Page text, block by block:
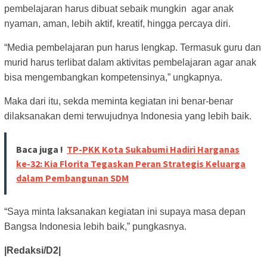
pembelajaran harus dibuat sebaik mungkin agar anak
nyaman, aman, lebih aktif, kreatif, hingga percaya diri.
“Media pembelajaran pun harus lengkap. Termasuk guru dan
murid harus terlibat dalam aktivitas pembelajaran agar anak
bisa mengembangkan kompetensinya,” ungkapnya.
Maka dari itu, sekda meminta kegiatan ini benar-benar
dilaksanakan demi terwujudnya Indonesia yang lebih baik.
Baca juga ! TP-PKK Kota Sukabumi Hadiri Harganas
ke-32: Kia Florita Tegaskan Peran Strategis Keluarga
dalam Pembangunan SDM
“Saya minta laksanakan kegiatan ini supaya masa depan
Bangsa Indonesia lebih baik,” pungkasnya.
|Redaksi/D2|